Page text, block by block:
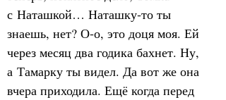
с Наташкой… Наташку‑то ты
знаешь, нет? О‑о, это доця моя. Ей
через месяц два годика бахнет. Ну,
а Тамарку ты видел. Да вот же она
вчера приходила. Ещё когда перед